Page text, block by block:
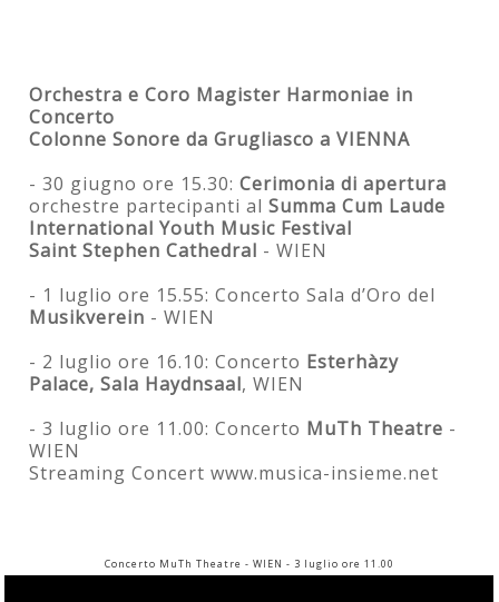
Orchestra e Coro Magister Harmoniae in
Concerto
Colonne Sonore da Grugliasco a VIENNA
- 30 giugno ore 15.30:Cerimonia di apertura
orchestre partecipanti alSumma Cum Laude
International Youth Music Festival
Saint Stephen Cathedral - WIEN
- 1 luglio ore 15.55: Concerto Sala d’Oro del
Musikverein - WIEN
- 2 luglio ore 16.10: Concerto Esterhàzy
Palace, Sala Haydnsaal, WIEN
- 3 luglio ore 11.00: Concerto MuTh Theatre -
WIEN
Streaming Concert www.musica-insieme.net
Concerto MuTh Theatre - WIEN - 3 luglio ore 11.00